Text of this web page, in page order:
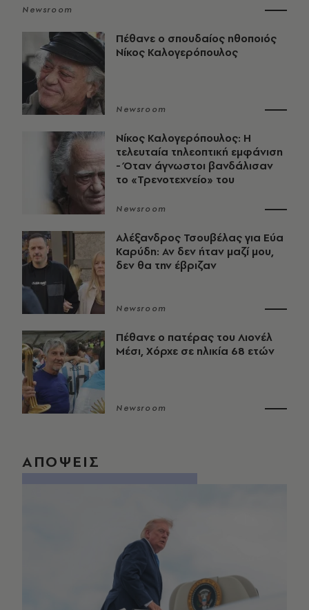
Newsroom
Πέθανε ο σπουδαίος ηθοποιός
Νίκος Καλογερόπουλος
Newsroom
Νίκος Καλογερόπουλος: Η
τελευταία τηλεοπτική εμφάνιση
- Όταν άγνωστοι βανδάλισαν
το «Τρενοτεχνείο» του
Newsroom
Αλέξανδρος Τσουβέλας για Εύα
Καρύδη: Αν δεν ήταν μαζί μου,
δεν θα την έβριζαν
Newsroom
Πέθανε ο πατέρας του Λιονέλ
Μέσι, Χόρχε σε ηλικία 68 ετών
Newsroom
ΑΠΟΨΕΙΣ